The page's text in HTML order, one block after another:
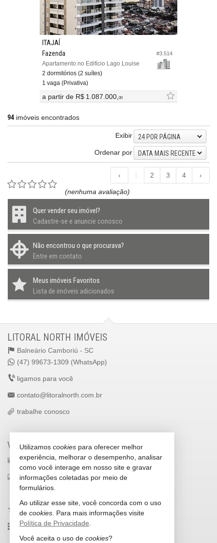
#3.514
ITAJAÍ
Fazenda
Apartamento no Edifício Lago Louise
2 dormitórios (2 suítes)
1 vaga (Privativa)
a partir de R$ 1.087.000,00
94 imóveis encontrados
Exibir
24 POR PÁGINA
Ordenar por
DATA MAIS RECENTE
‹ 2 3 4 ›
(nenhuma avaliação)
Quer vender seu imóvel?
Cadastre-se e anuncie conosco
Não encontrou o que procurava?
Entre em contato
Meus imóveis Favoritos
Lista de imóveis adicionados
LITORAL NORTH IMÓVEIS
Balneário Camboriú - SC
(47) 99673-1309 (WhatsApp)
ligamos para você
contato@litoralnorth.com.br
trabalhe conosco
VEJA MAIS
receba nosso newsletter
indicadores financeiros
imóveis favoritos
mapa de imóveis
Utilizamos cookies para oferecer melhor
experiência, melhorar o desempenho, analisar
como você interage em nosso site e gravar
informações coletadas por meio de
formulários.
Ao utilizar esse site, você concorda com o uso
de cookies . Para mais informações visite
Política de Privacidade
Você aceita o uso de cookies?